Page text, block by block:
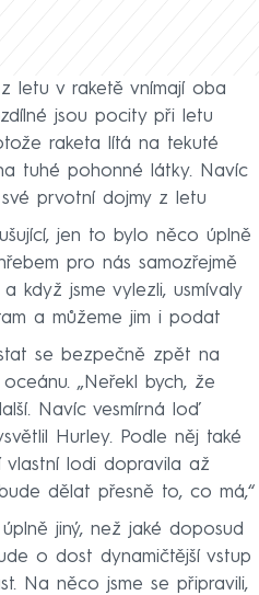
letu v raketě vnímají oba
jsou pocity při letu
raketa lítá na tekuté
tuhé pohonné látky. Navíc
prvotní dojmy z letu
jen to bylo něco úplně
pro nás samozřejmě
když jsme vylezli, usmívaly
a můžeme jim i podat
se bezpečně zpět na
„Neřekl bych, že
Navíc vesmírná loď
Hurley. Podle něj také
lodi dopravila až
dělat přesně to, co má,“
jiný, než jaké doposud
o dost dynamičtější vstup
Na něco jsme se připravili,